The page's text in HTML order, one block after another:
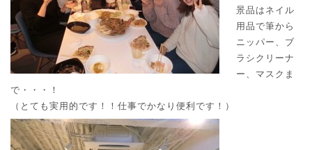
景品はネイル
用品で筆から
ニッパー、ブ
ラシクリーナ
ー、マスクま
で・・・！
（とても実用的です！！仕事でかなり便利です！）